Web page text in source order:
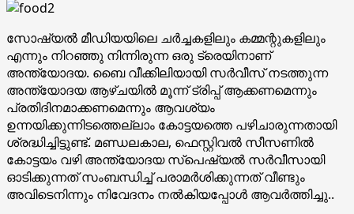
സോഷ്യൽ മീഡിയയിലെ ചർച്ചകളിലും കമ്മന്റുകളിലും
എന്നും നിറഞ്ഞു നിന്നിരുന്ന ഒരു ട്രെയിനാണ്
അന്ത്യോദയ. ബൈ വീക്കിലിയായി സർവീസ് നടത്തുന്ന
അന്ത്യോദയ ആഴ്ചയിൽ മൂന്ന് ട്രിപ്പ്‌ ആക്കണമെന്നും
പ്രതിദിനമാക്കണമെന്നും ആവശ്യം
ഉന്നയിക്കുന്നിടത്തെല്ലാം കോട്ടയത്തെ പഴിചാരുന്നതായി
ശ്രദ്ധിച്ചിട്ടുണ്ട്. മണ്ഡലകാല, ഫെസ്റ്റിവൽ സീസണിൽ
കോട്ടയം വഴി അന്ത്യോദയ സ്പെഷ്യൽ സർവീസായി
ഓടിക്കുന്നത് സംബന്ധിച്ച് പരാമർശിക്കുന്നത് വീണ്ടും
അവിടെനിന്നും നിവേദനം നൽകിയപ്പോൾ ആവർത്തിച്ചു..